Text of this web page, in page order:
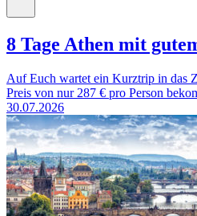
8 Tage Athen mit
Auf Euch wartet ein Kurztrip in das
Preis von nur 287 € pro Person
30.07.2026